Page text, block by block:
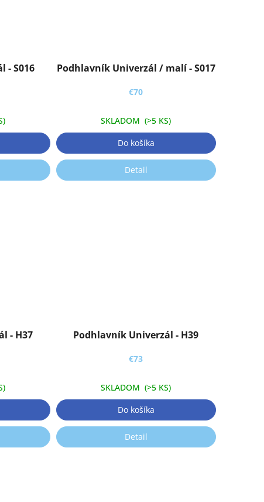
- S016 Podhlavník Univerzál / malí - S017
€70
SKLADOM(>5 KS)
Do košíka
Detail
- H37 Podhlavník Univerzál - H39
€73
SKLADOM(>5 KS)
Do košíka
Detail